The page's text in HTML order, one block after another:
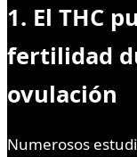
1. El THC
fertilidad
ovulación
Numerosos